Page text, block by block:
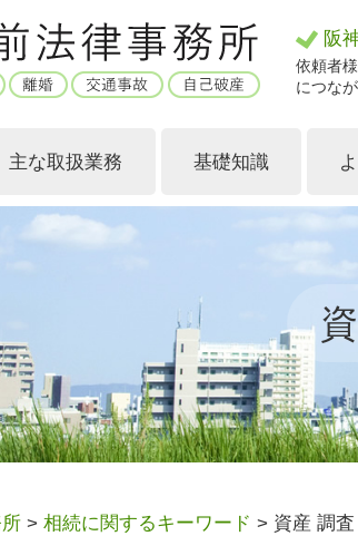
阪
依頼者
につな
主な取扱業務 基礎知識
> 相続に関するキーワード > 資産 調